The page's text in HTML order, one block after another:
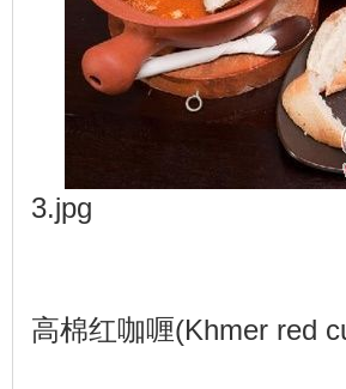
3.jpg
高棉红咖喱(Khmer red